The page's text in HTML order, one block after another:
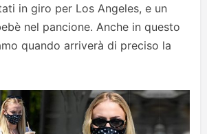
in giro per Los Angeles, e un
nel pancione. Anche in questo
quando arriverà di preciso la